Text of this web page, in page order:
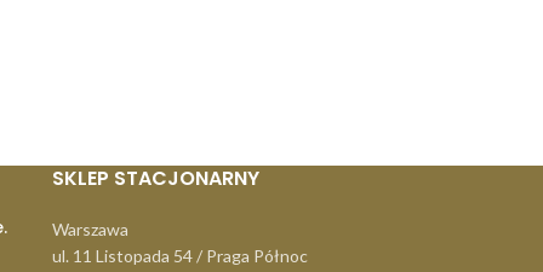
SKLEP STACJONARNY
Warszawa
ul. 11 Listopada 54 / Praga Północ